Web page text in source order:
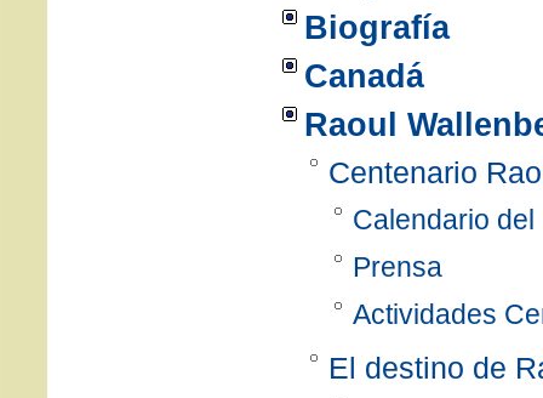
Biografía
Canadá
Raoul
Centenario
Calendario
Prensa
Actividades
El destino de